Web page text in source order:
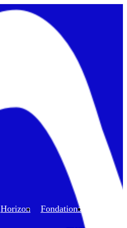
Horizon Fondations